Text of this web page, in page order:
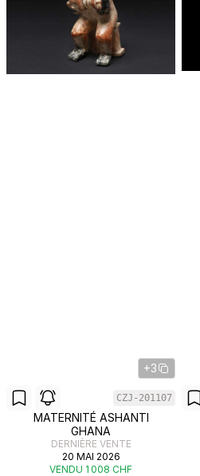
+3
CZJ-201107
MATERNITÉ ASHANTI
GHANA
DERNIÈRE VENTE
20 MAI 2026
VENDU 1 008 CHF